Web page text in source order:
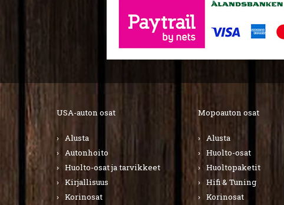
USA-auton osat
Alusta
Autonhoito
Huolto-osat ja tarvikkeet
Kirjallisuus
Korinosat
Mopoauton osat
Alusta
Huolto-osat
Huoltopaketit
Hifi & Tuning
Korinosat